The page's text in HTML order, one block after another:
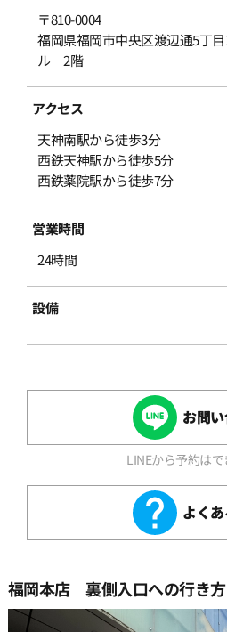
〒810-0004
福岡県福岡市中央区渡辺通5丁
ル 2階
アクセス
天神南駅から徒歩3分
西鉄天神駅から徒歩5分
西鉄薬院駅から徒歩7分
営業時間
24時間
設備
お問
LINEから予約は
よく
福岡本店 裏側入口への行き方